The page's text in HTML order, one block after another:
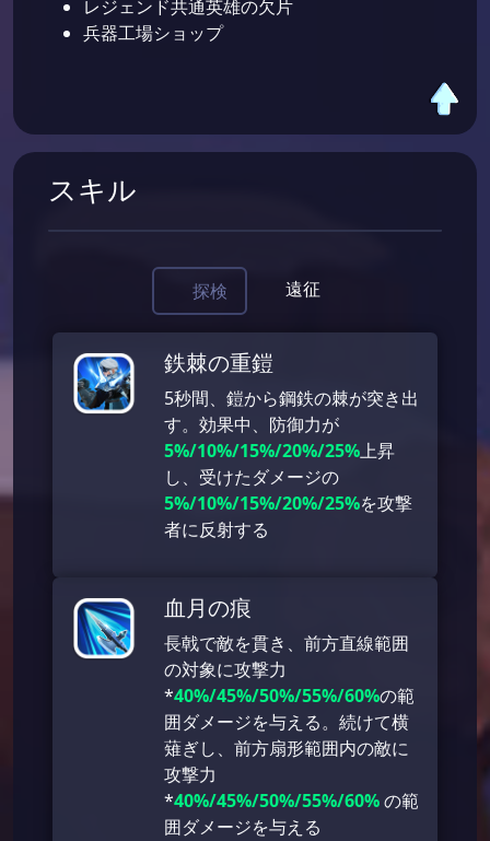
レジェンド共通英雄の欠片
兵器工場ショップ
スキル
探検 遠征
鉄棘の重鎧
5秒間、鎧から鋼鉄の棘が突き出
す。効果中、防御力が
5%/10%/15%/20%/25%上昇
し、受けたダメージの
5%/10%/15%/20%/25%を攻撃
者に反射する
血月の痕
長戟で敵を貫き、前方直線範囲
の対象に攻撃力
*40%/45%/50%/55%/60%の範
囲ダメージを与える。続けて横
薙ぎし、前方扇形範囲内の敵に
攻撃力
*40%/45%/50%/55%/60%の範
囲ダメージを与える